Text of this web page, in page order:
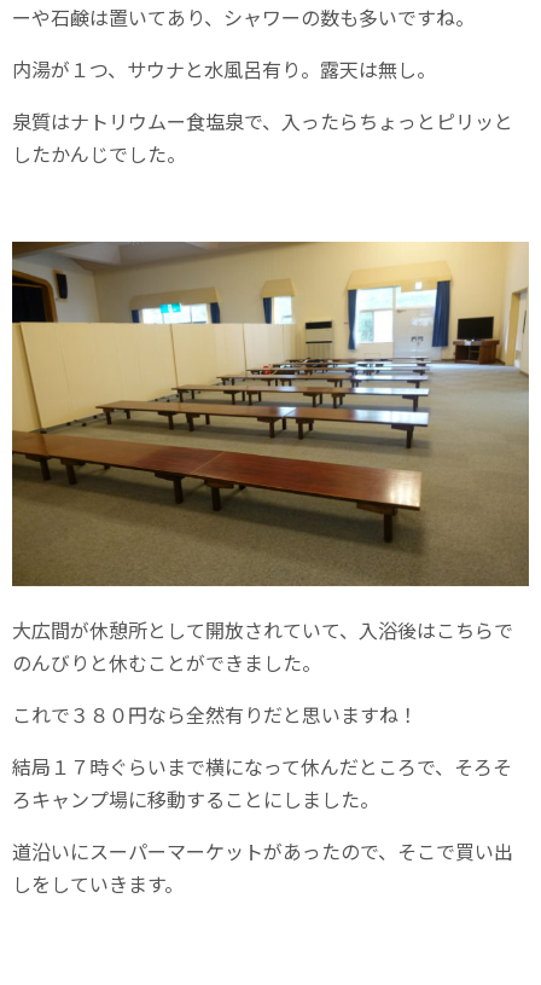
ーや石鹸は置いてあり、シャワーの数も多いですね。
内湯が１つ、サウナと水風呂有り。露天は無し。
泉質はナトリウムー食塩泉で、入ったらちょっとピリッと
したかんじでした。
大広間が休憩所として開放されていて、入浴後はこちらで
のんびりと休むことができました。
これで３８０円なら全然有りだと思いますね！
結局１７時ぐらいまで横になって休んだところで、そろそ
ろキャンプ場に移動することにしました。
道沿いにスーパーマーケットがあったので、そこで買い出
しをしていきます。